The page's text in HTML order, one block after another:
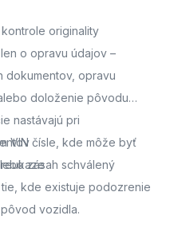
originality
o opravu údajov –
dokumentov, opravu
doloženie pôvodu
nastávajú pri
VIN čísle, kde môže byť
zásah schválený
kde existuje podozrenie
vozidla.